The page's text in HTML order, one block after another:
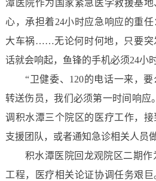
潭医院作为国家紧急医学救援基
心，承担着24小时应急响应的重
大车祸……无论何时何地，只要突
话就会响起，鱼锋的手机必须24小
“卫健委、120的电话一来，要
转送伤员，我们必须第一时间响应
调积水潭三个院区的医疗工作，
支援团队，或者通知急诊相关人员
积水潭医院回龙观院区二期作
工程，医疗相关论证协调任务艰